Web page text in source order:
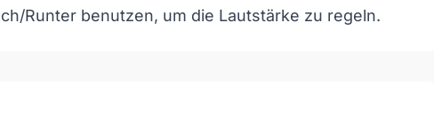
Runter benutzen, um die Lautstärke zu regeln.